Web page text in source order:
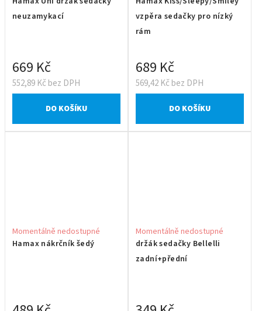
neuzamykací
552,89 Kč bez DPH
669 Kč
DO KOŠÍKU
vzpěra sedačky pro nízký
rám
569,42 Kč bez DPH
689 Kč
DO KOŠÍKU
Hamax nákrčník šedý
Momentálně nedostupné
držák sedačky Bellelli
zadní+přední
Momentálně nedostupné